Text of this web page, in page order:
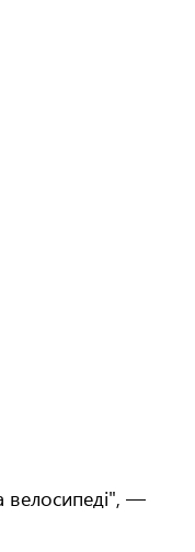
велосипеді", —